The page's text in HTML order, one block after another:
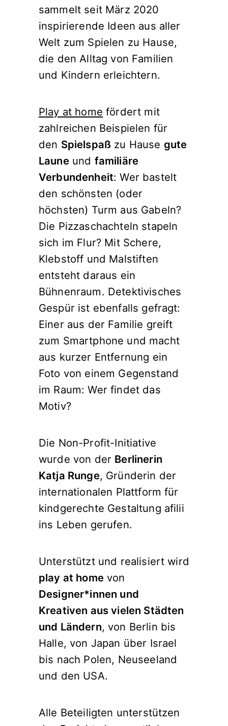
sammelt seit März 2020
inspirierende Ideen aus aller
Welt zum Spielen zu Hause,
die den Alltag von Familien
und Kindern erleichtern.
Play at home fördert mit
zahlreichen Beispielen für
den Spielspaß zu Hause gute
Launeund familiäre
Verbundenheit: Wer bastelt
den schönsten (oder
höchsten) Turm aus Gabeln?
Die Pizzaschachteln stapeln
sich im Flur? Mit Schere,
Klebstoff und Malstiften
entsteht daraus ein
Bühnenraum. Detektivisches
Gespür ist ebenfalls gefragt:
Einer aus der Familie greift
zum Smartphone und macht
aus kurzer Entfernung ein
Foto von einem Gegenstand
im Raum: Wer findet das
Motiv?
Die Non-Profit-Initiative
wurde von der Berlinerin
Katja Runge, Gründerin der
internationalen Plattform für
kindgerechte Gestaltung afilii
ins Leben gerufen.
Unterstützt und realisiert wird
play at homevon
Designer*innen und
Kreativen aus vielen Städten
und Ländern, von Berlin bis
Halle, von Japan über Israel
bis nach Polen, Neuseeland
und den USA.
Alle Beteiligten unterstützen